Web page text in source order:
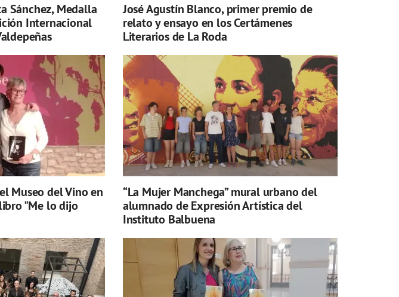
Sánchez, Medalla
Internacional
José Agustín Blanco, primer premio de
relato y ensayo en los Certámenes
Literarios de La Roda
Museo del Vino en
"Me lo dijo
“La Mujer Manchega” mural urbano del
alumnado de Expresión Artística del
Instituto Balbuena